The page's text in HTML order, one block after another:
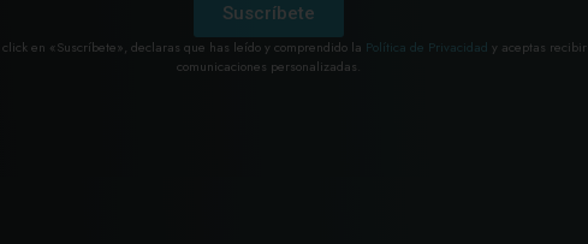
Suscríbete
en «Suscríbete», declaras que has leído y comprendido la Política de Privacidad y aceptas recibir
comunicaciones personalizadas.